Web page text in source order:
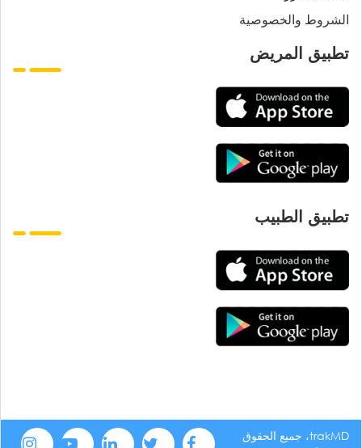
الشروط والخصوصية
تطبيق المريض
تطبيق الطبيب
trakMD، جميع الحقوق